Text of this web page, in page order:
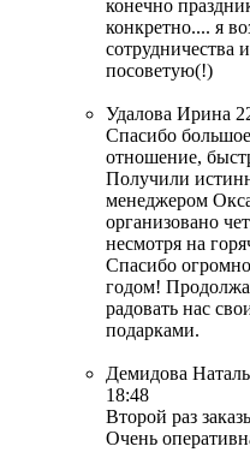
конечно
конкретно.... я
сотрудничества
посоветую(!)
Удалова Ирина
Спасибо
отношение,
Получили
менеджером
организовано
несмотря на
Спасибо
годом!
радовать нас
подарками.
Демидова
18:48
Второй раз
Очень